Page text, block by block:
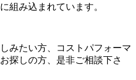
組み込まれています。
みたい方、コストパフォーマ
探しの方、是非ご相談下さ